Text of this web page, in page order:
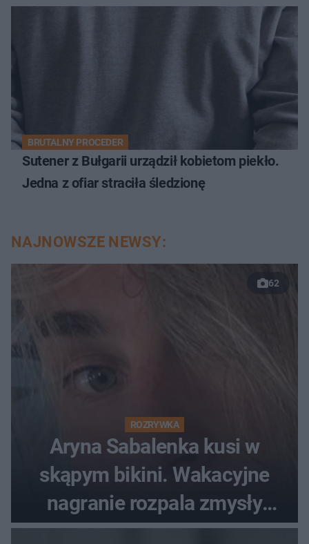
BRUTALNY PROCEDER
Sutener z Bułgarii urządził kobietom piekło.
Jedna z ofiar straciła śledzionę
NAJNOWSZE NEWSY:
62
ROZRYWKA
Aryna Sabalenka kusi w
skąpym bikini. Wakacyjne
nagranie rozpala zmysły
fanów